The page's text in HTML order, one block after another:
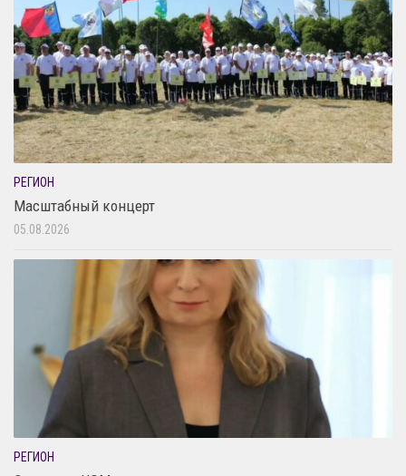
РЕГИОН
Масштабный концерт
05.08.2026
РЕГИОН